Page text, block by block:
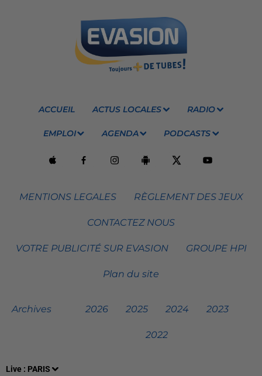
Live : PARIS
ACCUEIL ACTUS LOCALES RADIO
EMPLOI AGENDA PODCASTS
MENTIONS LEGALES RÈGLEMENT DES JEUX
CONTACTEZ NOUS
VOTRE PUBLICITÉ SUR EVASION GROUPE HPI
Plan du site
Archives 2026 2025 2024 2023
2022